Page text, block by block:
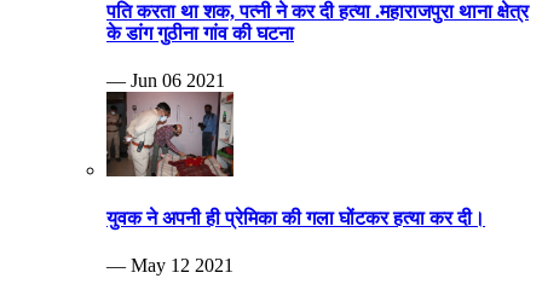
पति करता था शक, पत्नी ने कर दी हत्या .महाराजपुरा थाना क्षेत्र
के डांग गुठीना गांव की घटना
— Jun 06 2021
युवक ने अपनी ही प्रेमिका की गला घोंटकर हत्या कर दी।
— May 12 2021